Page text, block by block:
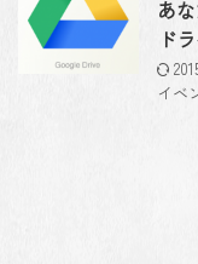
あ
ド
イベ